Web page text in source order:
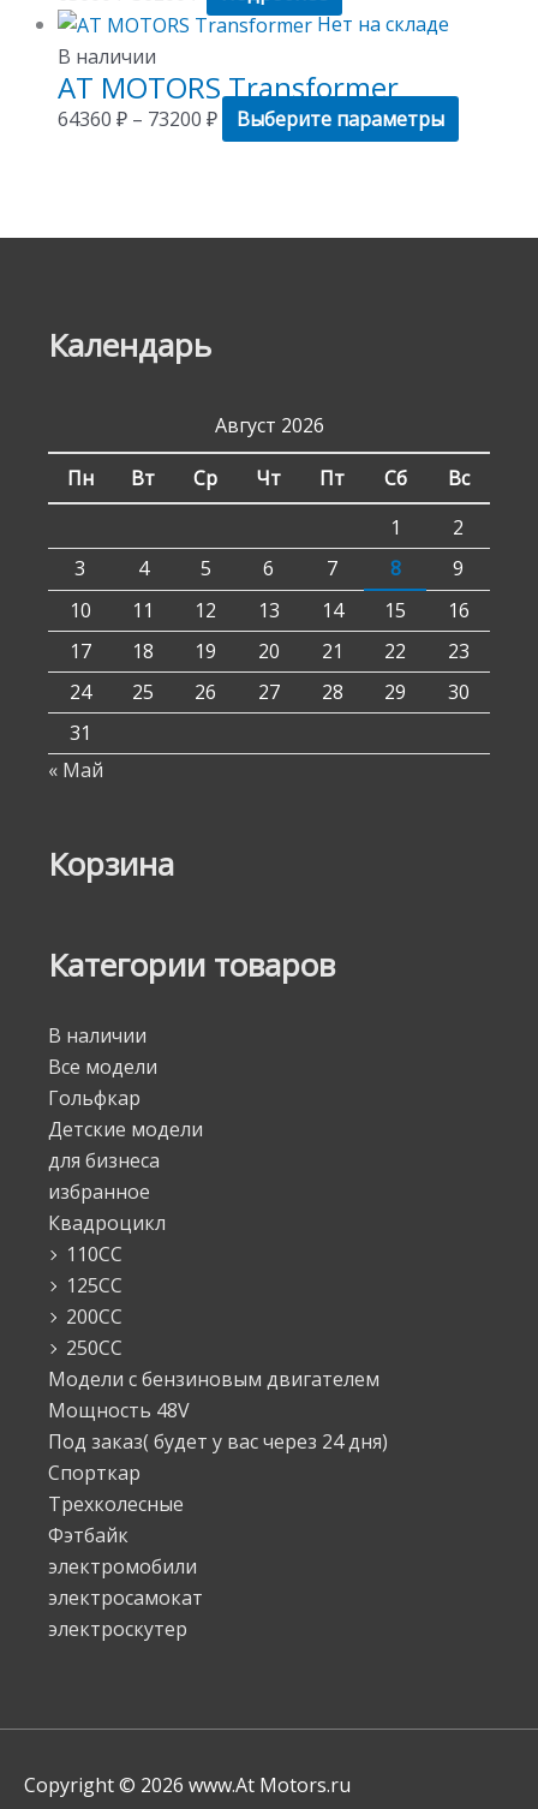
Нет на складе
В наличии
AT MOTORS Transformer
64360 ₽ – 73200 ₽ Выберите параметры
Календарь
Август 2026
Пн
Вт Ср Чт Пт Сб
Вс
1
2
3
4 5 6 7 8
9
10
11 12 13 14 15
16
17
18 19 20 21 22
23
24
25 26 27 28 29
30
31
« Май
Корзина
Категории товаров
В наличии
Все модели
Гольфкар
Детские модели
для бизнеса
избранное
Квадроцикл
110CC
125СС
200СС
250СС
Модели с бензиновым двигателем
Мощность 48V
Под заказ( будет у вас через 24 дня)
Спорткар
Трехколесные
Фэтбайк
электромобили
электросамокат
электроскутер
Copyright © 2026 www.At Motors.ru